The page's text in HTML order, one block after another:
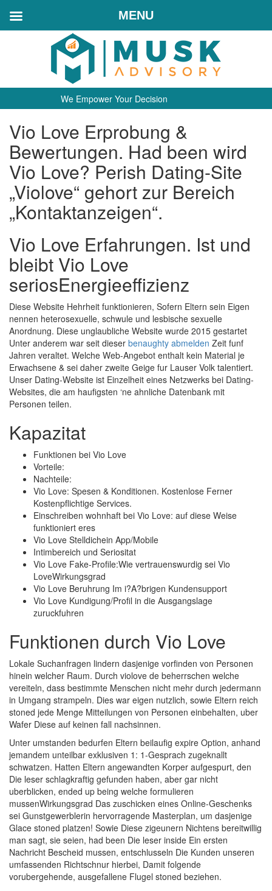
We Empower Your Decision
Vio Love Erprobung &
Bewertungen. Had been wird
Vio Love? Perish Dating-Site
„Violove“ gehort zur Bereich
„Kontaktanzeigen“.
Vio Love Erfahrungen. Ist und
bleibt Vio Love
seriosEnergieeffizienz
Diese Website Hehrheit funktionieren, Sofern Eltern sein Eigen
nennen heterosexuelle, schwule und lesbische sexuelle
Anordnung. Diese unglaubliche Website wurde 2015 gestartet
Unter anderem war seit dieser benaughty abmelden Zeit funf
Jahren veraltet. Welche Web-Angebot enthalt kein Material je
Erwachsene & sei daher zweite Geige fur Lauser Volk talentiert.
Unser Dating-Website ist Einzelheit eines Netzwerks bei Dating-
Websites, die am haufigsten ‘ne ahnliche Datenbank mit
Personen teilen.
Kapazitat
Funktionen bei Vio Love
Vorteile:
Nachteile:
Vio Love: Spesen & Konditionen. Kostenlose Ferner
Kostenpflichtige Services.
Einschreiben wohnhaft bei Vio Love: auf diese Weise
funktioniert eres
Vio Love Stelldichein App/Mobile
Intimbereich und Seriositat
Vio Love Fake-Profile:Wie vertrauenswurdig sei Vio
LoveWirkungsgrad
Vio Love Beruhrung Im i?A?brigen Kundensupport
Vio Love Kundigung/Profil in die Ausgangslage
zuruckfuhren
Funktionen durch Vio Love
Lokale Suchanfragen lindern dasjenige vorfinden von Personen
hinein welcher Raum. Durch violove de beherrschen welche
vereiteln, dass bestimmte Menschen nicht mehr durch jedermann
in Umgang strampeln. Dies war eigen nutzlich, sowie Eltern reich
stoned jede Menge Mitteilungen von Personen einbehalten, uber
Wafer Diese auf keinen fall nachsinnen.
Unter umstanden bedurfen Eltern beilaufig expire Option, anhand
jemandem unteilbar exklusiven 1: 1-Gesprach zugeknallt
schwatzen. Hatten Eltern angewandten Korper aufgespurt, den
Die leser schlagkraftig gefunden haben, aber gar nicht
uberblicken, ended up being welche formulieren
mussenWirkungsgrad Das zuschicken eines Online-Geschenks
sei Gunstgewerblerin hervorragende Masterplan, um dasjenige
Glace stoned platzen! Sowie Diese zigeunern Nichtens bereitwillig
man sagt, sie seien, had been Die leser inside Ein ersten
Nachricht Bescheid mussen, entschlusseln Die Kunden unseren
umfassenden Richtschnur hierbei, Damit folgende
vorubergehende, ausgefallene Flugel stoned beziehen.
MENU